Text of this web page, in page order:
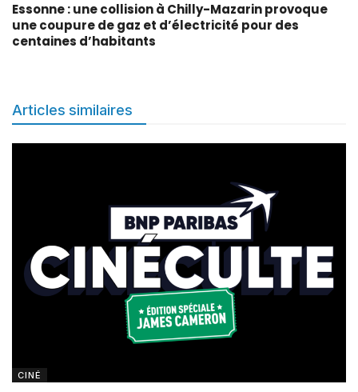
Essonne : une collision à Chilly-Mazarin provoque
une coupure de gaz et d’électricité pour des
centaines d’habitants
Articles similaires
CINÉ